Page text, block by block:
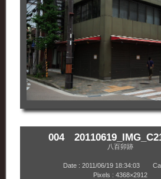
004
八百卯跡
Date : 2011/06/19 18:34:03
Pixels : 4368×2912